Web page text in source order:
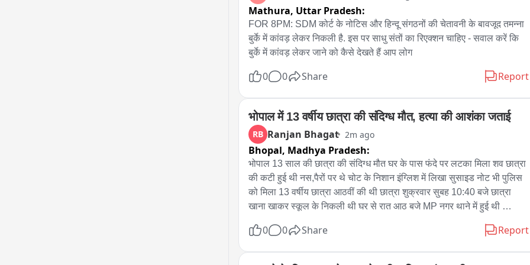
Mathura, Uttar Pradesh:
FOR 8PM: SDM कोर्ट के नोटिस और हिन्दू संगठनों की चेतावनी के बावजूद तमन्ना
बुर्के में कांवड़ लेकर निकली है. इस पर साधु संतों का रिएक्शन चाहिए - सवाल करें कि
बुर्के में कांवड़ लेकर जाने को कैसे देखते हैं आप लोग
0 0 Share Report
भोपाल में 13 वर्षीय छात्रा की संदिग्ध मौत, हत्या की आशंका जताई
RB Ranjan Bhagat 2m ago
Bhopal, Madhya Pradesh:
भोपाल 13 साल की छात्रा की संदिग्ध मौत घर के पास फंदे पर लटका मिला शव छात्रा
की कटी हुई थी नस,पैरों पर थे चोट के निशान इंग्लिश में लिखा सुसाइड नोट भी पुलिस
को मिला 13 वर्षीय छात्रा आठवीं की थी छात्रा शुक्रवार सुबह 10:40 बजे छात्रा
खाना खाकर स्कूल के निकली थी घर से रात आठ बजे MP नगर थाने में हुई थी
छात्रा का मिला शव छात्रा के दोस्तों और स्कूल के लोगों से पूछताछ जारी परिजनों ने
की रिपोर्ट दर्ज कराई थी परिजनों का आरोप तीन से अज्ञात नंबर से आये फोन फोन
0 0 Share Report